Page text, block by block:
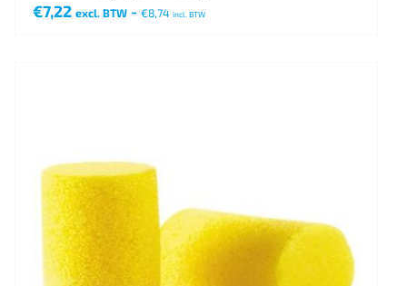
€7,22 excl. BTW - €8,74 incl. BTW